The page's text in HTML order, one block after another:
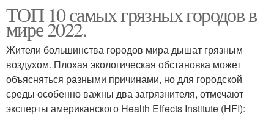
ТОП 10 самых грязных городов в
мире 2022.
Жители большинства городов мира дышат грязным
воздухом. Плохая экологическая обстановка может
объясняться разными причинами, но для городской
среды особенно важны два загрязнителя, отмечают
эксперты американского Health Effects Institute (HFI):